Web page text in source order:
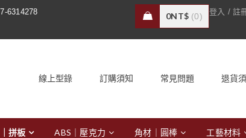
6314278 0NT$ 0 登入 / 註
線上型錄 訂購須知 常見問題 退貨
拼板 ABS｜壓克力 角材｜圓棒 工藝材料